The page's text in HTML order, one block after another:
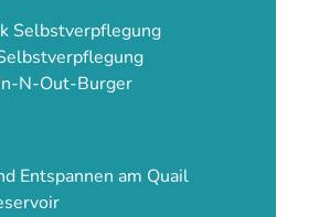
Selbstverpflegung
N-Out-Burger
Entspannen am Quail